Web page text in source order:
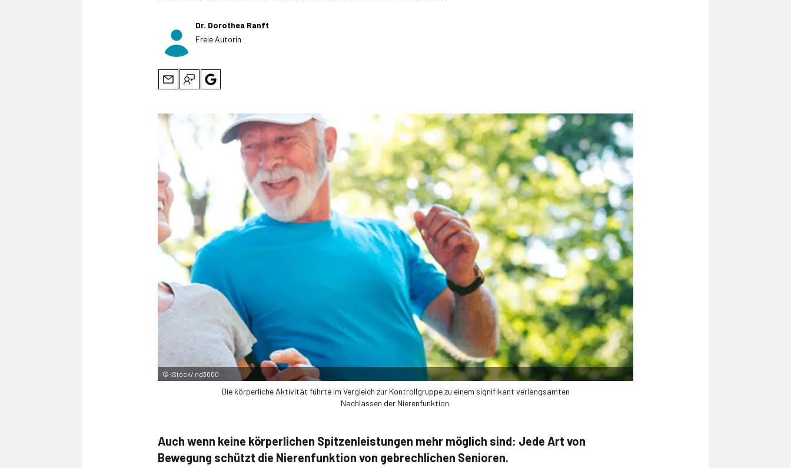
Dr. Dorothea Ranft
Freie Autorin
© iStock/ nd3000
Die körperliche Aktivität führte im Vergleich zur Kontrollgruppe zu einem signifikant verlangsamten
Nachlassen der Nierenfunktion.
Auch wenn keine körperlichen Spitzenleistungen mehr möglich sind: Jede Art von
Bewegung schützt die Nierenfunktion von gebrechlichen Senioren.